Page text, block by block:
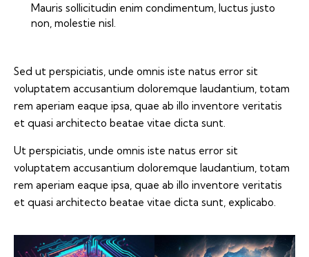
Mauris sollicitudin enim condimentum, luctus justo
non, molestie nisl.
Sed ut perspiciatis, unde omnis iste natus error sit
voluptatem accusantium doloremque laudantium, totam
rem aperiam eaque ipsa, quae ab illo inventore veritatis
et quasi architecto beatae vitae dicta sunt.
Ut perspiciatis, unde omnis iste natus error sit
voluptatem accusantium doloremque laudantium, totam
rem aperiam eaque ipsa, quae ab illo inventore veritatis
et quasi architecto beatae vitae dicta sunt, explicabo.